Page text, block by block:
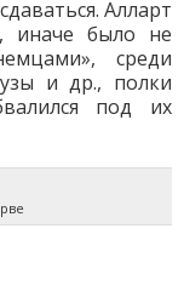
Алларт
иначе было не
среди
и др., полки
под их